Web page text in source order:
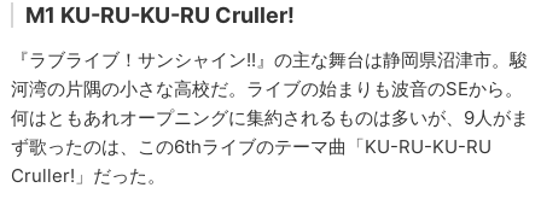
M1 KU-RU-KU-RU Cruller!
『ラブライブ！サンシャイン!!』の主な舞台は静岡県沼津市。駿
河湾の片隅の小さな高校だ。ライブの始まりも波音のSEから。
何はともあれオープニングに集約されるものは多いが、9人がま
ず歌ったのは、この6thライブのテーマ曲「KU-RU-KU-RU
Cruller!」だった。